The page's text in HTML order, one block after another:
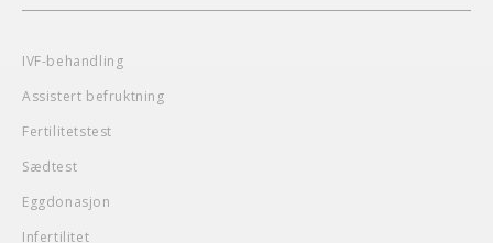
IVF-behandling
Assistert befruktning
Fertilitetstest
Sædtest
Eggdonasjon
Infertilitet